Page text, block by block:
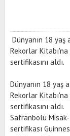
Dünyanın 18
Rekorlar
sertifikasını aldı.
Dünyanın 18 yaş
Rekorlar
sertifikasını aldı.
Safranbolu Misak-
sertifikası